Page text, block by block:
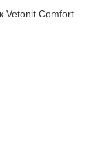
Vetonit Comfort